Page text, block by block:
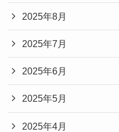
2025年8月
2025年7月
2025年6月
2025年5月
2025年4月